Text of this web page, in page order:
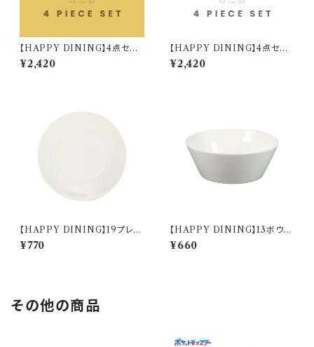
【HAPPY DINING】4点セット
(イエロー)【YMK120】 YMK1
22-6
¥2,420
【HAPPY DINING】4点セット
(ホワイト)【YMK120】 YMK12
1-6
¥2,420
【HAPPY DINING】19プレー
ト(ホワイト)【YMK120】 YMK
121-330
¥770
【HAPPY DINING】13ボウル
(ホワイト)【YMK120】 YMK12
1-358
¥660
その他の商品